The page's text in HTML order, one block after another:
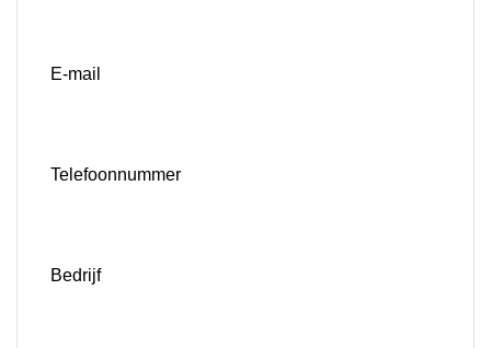
E-mail
Telefoonnummer
Bedrijf